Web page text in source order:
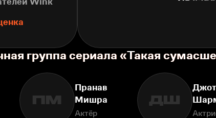
группа сериала «Такая
ПМ
Пранав
Мишра
Актёр
ДШ